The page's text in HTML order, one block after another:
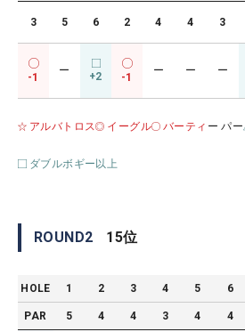
3 5 6 2 4 4 3
-1
ー +2 -1
ー ー ー
アルバトロス イーグル バーティ ー パー
ダブルボギー以上
ROUND2 15位
HOLE 1 2 3 4 5 6
PAR 5 4 4 3 4 4